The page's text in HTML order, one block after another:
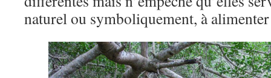
naturel ou symboliquement, à